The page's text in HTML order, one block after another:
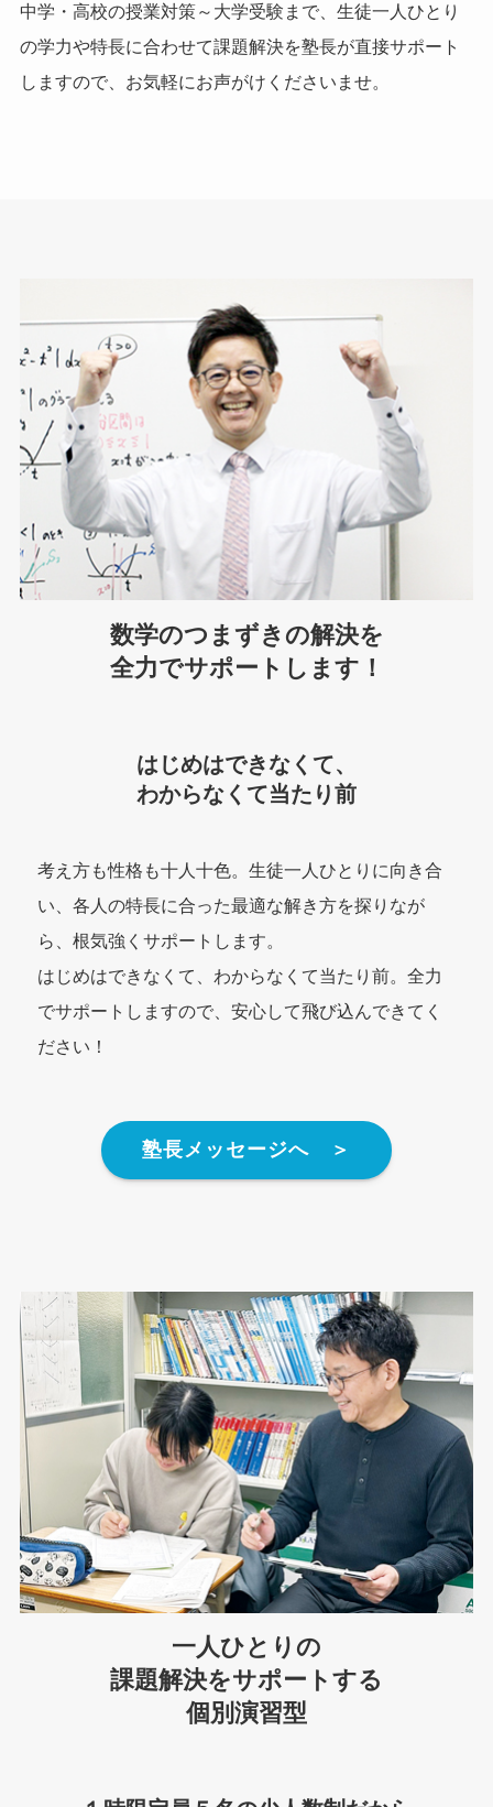
中学・高校の授業対策～大学受験まで、生徒一人ひとり
の学力や特長に合わせて課題解決を塾長が直接サポート
しますので、お気軽にお声がけくださいませ。
数学のつまずきの解決を
全力でサポートします！
はじめはできなくて、
わからなくて当たり前
考え方も性格も十人十色。生徒一人ひとりに向き合
い、各人の特長に合った最適な解き方を探りなが
ら、根気強くサポートします。
はじめはできなくて、わからなくて当たり前。全力
でサポートしますので、安心して飛び込んできてく
ださい！
塾長メッセージへ ＞
一人ひとりの
課題解決をサポートする
個別演習型